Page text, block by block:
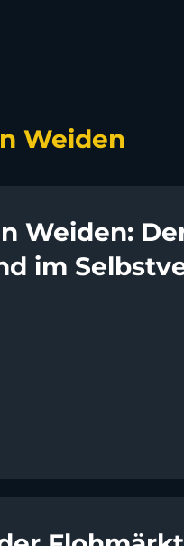
Weiden
Weiden:
im